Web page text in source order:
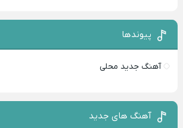
پیوندها
آهنگ جدید محلی
آهنگ های جدید